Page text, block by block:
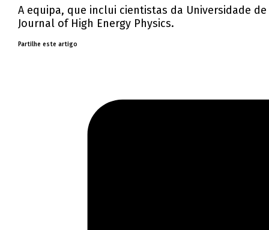
A equipa, que inclui cientistas da Universidade
Journal of High Energy Physics.
Partilhe este artigo